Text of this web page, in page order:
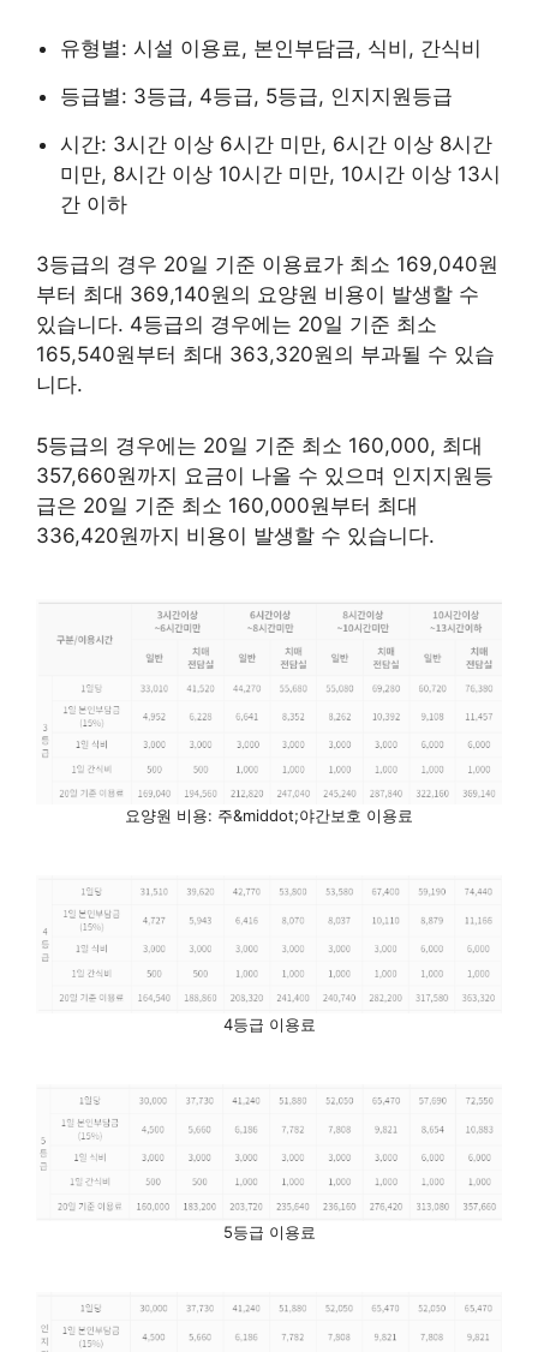
유형별: 시설 이용료, 본인부담금, 식비, 간식비
등급별: 3등급, 4등급, 5등급, 인지지원등급
시간: 3시간 이상 6시간 미만, 6시간 이상 8시간
미만, 8시간 이상 10시간 미만, 10시간 이상 13시
간 이하
3등급의 경우 20일 기준 이용료가 최소 169,040원
부터 최대 369,140원의 요양원 비용이 발생할 수
있습니다. 4등급의 경우에는 20일 기준 최소
165,540원부터 최대 363,320원의 부과될 수 있습
니다.
5등급의 경우에는 20일 기준 최소 160,000, 최대
357,660원까지 요금이 나올 수 있으며 인지지원등
급은 20일 기준 최소 160,000원부터 최대
336,420원까지 비용이 발생할 수 있습니다.
요양원 비용: 주&middot;야간보호 이용료
4등급 이용료
5등급 이용료